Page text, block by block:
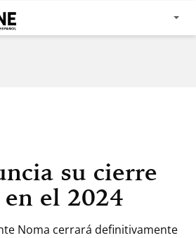
su cierre
el 2024
Noma cerrará definitivamente